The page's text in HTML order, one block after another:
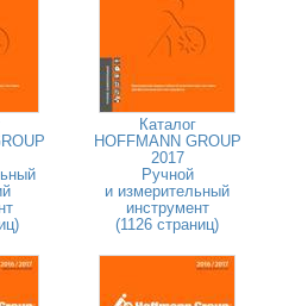
Каталог
HOFFMANN GROUP
2017
Ручной
и измерительный
инструмент
(1126 страниц)